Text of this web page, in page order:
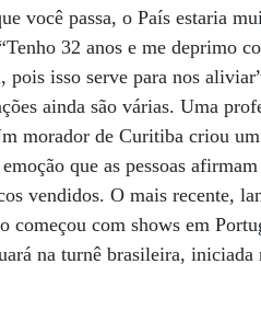
você passa, o País estaria
32 anos e me deprimo
isso serve para nos
ainda são várias. Uma
morador de Curitiba criou
que as pessoas
vendidos. O mais recente,
começou com shows em
na turnê brasileira, iniciada